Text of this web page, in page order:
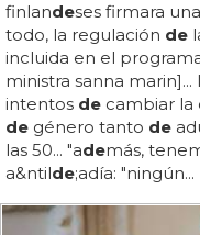
finlandeses firmara
todo, la regulación de
incluida en el
ministra sanna
intentos de cambiar la
de género tanto de
las 50... "además,
a&ntilde;adía: "ningún...